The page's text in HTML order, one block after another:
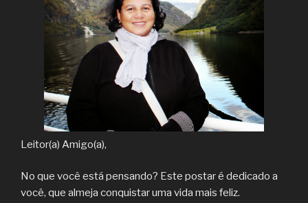
Leitor(a) Amigo(a),
No que você está pensando? Este postar é dedicado a
você, que almeja conquistar uma vida mais feliz.